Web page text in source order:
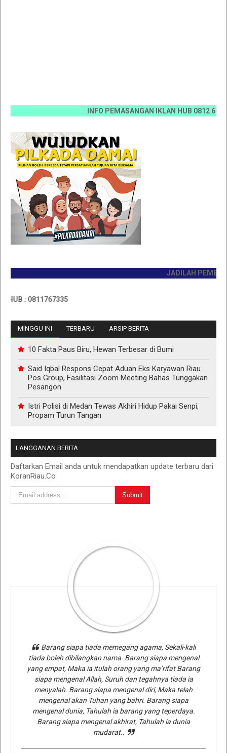
INFO PEMASANGAN IKLAN HUB 0812 6670
JADILAH PEMBACA
: 0811767335
MINGGU INI TERBARU ARSIP BERITA
10 Fakta Paus Biru, Hewan Terbesar di Bumi
Said Iqbal Respons Cepat Aduan Eks Karyawan Riau
Pos Group, Fasilitasi Zoom Meeting Bahas Tunggakan
Pesangon
Istri Polisi di Medan Tewas Akhiri Hidup Pakai Senpi,
Propam Turun Tangan
LANGGANAN BERITA
Daftarkan Email anda untuk mendapatkan update terbaru dari
KoranRiau.Co
Barang siapa tiada memegang agama, Sekali-kali
tiada boleh dibilangkan nama. Barang siapa mengenal
yang empat, Maka ia itulah orang yang ma’rifat Barang
siapa mengenal Allah, Suruh dan tegahnya tiada ia
menyalah. Barang siapa mengenal diri, Maka telah
mengenal akan Tuhan yang bahri. Barang siapa
mengenal dunia, Tahulah ia barang yang teperdaya.
Barang siapa mengenal akhirat, Tahulah ia dunia
mudarat..